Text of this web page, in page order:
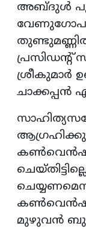
അബ്ദുള്‍
തുണ്ടുമണ്ണില്‍
പ്രസിഡന്റ്
ശ്രീകുമാര്‍
ചാക്കപ്പന്‍
മുഴുവന്‍